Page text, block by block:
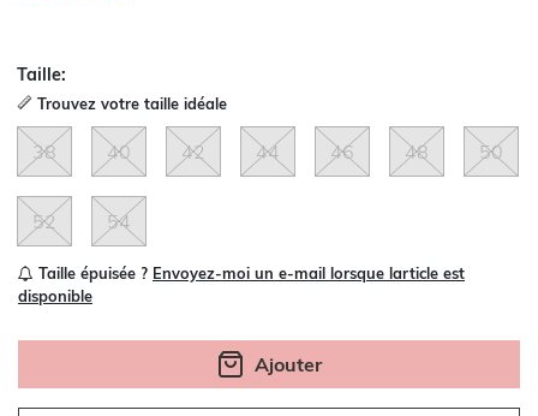
Taille:
Trouvez votre taille idéale
38 40 42 44 46 48 50
52 54
Taille épuisée ? Envoyez-moi un e-mail lorsque larticle est
disponible
Ajouter